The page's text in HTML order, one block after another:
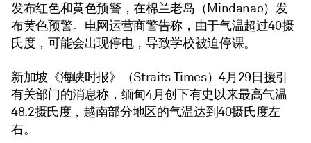
发布红色和黄色预警，在棉兰老岛（Mindanao）发
布黄色预警。电网运营商警告称，由于气温超过40摄
氏度，可能会出现停电，导致学校被迫停课。
新加坡《海峡时报》（Straits Times）4月29日援引
有关部门的消息称，缅甸4月创下有史以来最高气温
48.2摄氏度，越南部分地区的气温达到40摄氏度左
右。